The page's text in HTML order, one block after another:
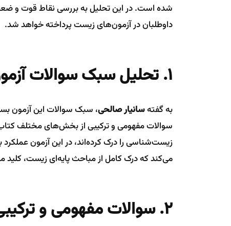
شده است. در این تحلیل به بررسی نقاط قوت و
داوطلبان در آزمون‌های زیست پرداخته خواهد شد.
۱. تحلیل سبک سوالات آزمون
به گفتهسانیار صالحی، سبک سوالات این آزمون
سوالات مفهومی و ترکیبی از بخش‌های مختلف
زیست‌شناسی را درک کرده‌اند، در این آزمون
می‌کند که درک کامل از مباحث پایه‌ای زیست،
۲. سوالات مفهومی و ترکیبی